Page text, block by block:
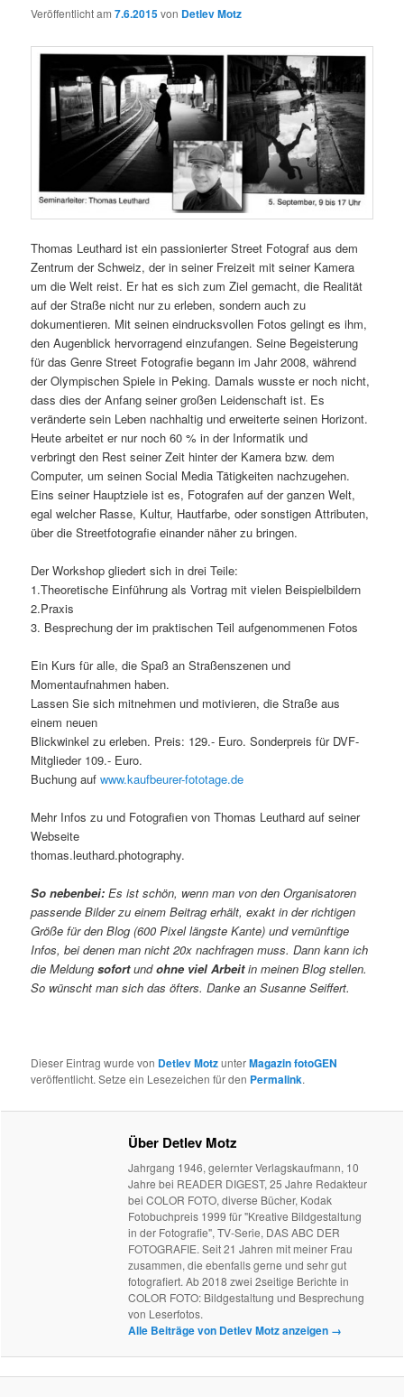
Veröffentlicht am7.6.2015von Detlev Motz
Thomas Leuthard ist ein passionierter Street Fotograf aus dem
Zentrum der Schweiz, der in seiner Freizeit mit seiner Kamera
um die Welt reist. Er hat es sich zum Ziel gemacht, die Realität
auf der Straße nicht nur zu erleben, sondern auch zu
dokumentieren. Mit seinen eindrucksvollen Fotos gelingt es ihm,
den Augenblick hervorragend einzufangen. Seine Begeisterung
für das Genre Street Fotografie begann im Jahr 2008, während
der Olympischen Spiele in Peking. Damals wusste er noch nicht,
dass dies der Anfang seiner großen Leidenschaft ist. Es
veränderte sein Leben nachhaltig und erweiterte seinen Horizont.
Heute arbeitet er nur noch 60 % in der Informatik und
verbringt den Rest seiner Zeit hinter der Kamera bzw. dem
Computer, um seinen Social Media Tätigkeiten nachzugehen.
Eins seiner Hauptziele ist es, Fotografen auf der ganzen Welt,
egal welcher Rasse, Kultur, Hautfarbe, oder sonstigen Attributen,
über die Streetfotografie einander näher zu bringen.
Der Workshop gliedert sich in drei Teile:
1.Theoretische Einführung als Vortrag mit vielen Beispielbildern
2.Praxis
3. Besprechung der im praktischen Teil aufgenommenen Fotos
Ein Kurs für alle, die Spaß an Straßenszenen und
Momentaufnahmen haben.
Lassen Sie sich mitnehmen und motivieren, die Straße aus
einem neuen
Blickwinkel zu erleben. Preis: 129.- Euro. Sonderpreis für DVF-
Mitglieder 109.- Euro.
Buchung aufwww.kaufbeurer-fototage.de
Mehr Infos zu und Fotografien von Thomas Leuthard auf seiner
Webseite
thomas.leuthard.photography.
So nebenbei: Es ist schön, wenn man von den Organisatoren
passende Bilder zu einem Beitrag erhält, exakt in der richtigen
Größe für den Blog (600 Pixel längste Kante) und vernünftige
Infos, bei denen man nicht 20x nachfragen muss. Dann kann ich
die Meldung sofortundohne viel Arbeitin meinen Blog stellen.
So wünscht man sich das öfters. Danke an Susanne Seiffert.
Dieser Eintrag wurde von Detlev MotzunterMagazin fotoGEN
veröffentlicht. Setze ein Lesezeichen für den Permalink.
Über Detlev Motz
Jahrgang 1946, gelernter Verlagskaufmann, 10
Jahre bei READER DIGEST, 25 Jahre Redakteur
bei COLOR FOTO, diverse Bücher, Kodak
Fotobuchpreis 1999 für "Kreative Bildgestaltung
in der Fotografie", TV-Serie, DAS ABC DER
FOTOGRAFIE. Seit 21 Jahren mit meiner Frau
zusammen, die ebenfalls gerne und sehr gut
fotografiert. Ab 2018 zwei 2seitige Berichte in
COLOR FOTO: Bildgestaltung und Besprechung
von Leserfotos.
Alle Beiträge von Detlev Motz anzeigen →